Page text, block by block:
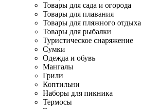
Товары для сада и огорода
Товары для плавания
Товары для пляжного отдыха
Товары для рыбалки
Туристическое снаряжение
Сумки
Одежда и обувь
Мангалы
Грили
Коптильни
Наборы для пикника
Термосы